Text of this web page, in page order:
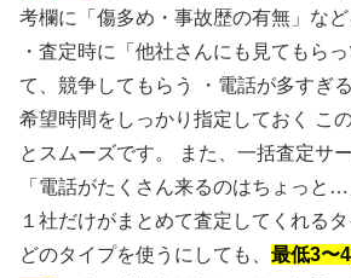
考欄に「傷多め・事故歴の有無」な
・査定時に「他社さんにも見てもら
て、競争してもらう ・電話が多すぎ
希望時間をしっかり指定しておく こ
とスムーズです。 また、一括査定サ
「電話がたくさん来るのはちょっと…
１社だけがまとめて査定してくれる
どのタイプを使うにしても、 最低3〜